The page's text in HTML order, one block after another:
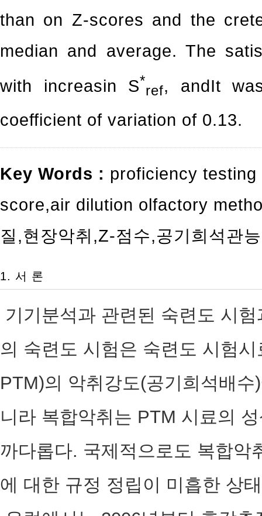
than on Z-scores and the
median and average. The
with increasin S*
ref, andIt
coefficient of variation of 0.13.
Key Words : proficiency
score,air dilution olfactory
질 ,현장악취 ,Z-점수,공기희석관
1. 서 론
기기분석과 관련된 숙련도 시
의 숙련도 시험은 숙련도 시험
PTM)의 악취강도(공기희석배
니라 복합악취는 PTM 시료의
까다롭다. 국제적으로도 복합악
에 대한 규정 정립이 미흡한 상